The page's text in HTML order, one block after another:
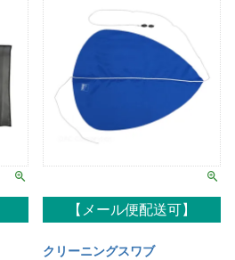
【メール便配送可】
クリーニングスワブ